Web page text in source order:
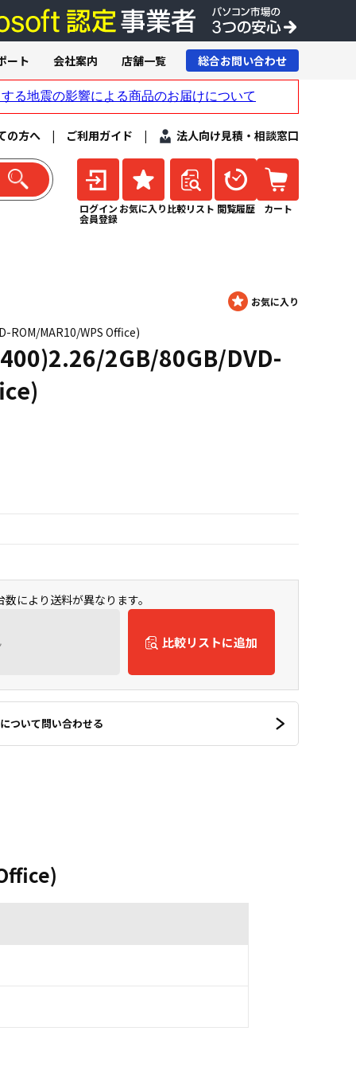
の方へ | ご利用ガイド | 法人向け見積・相談窓口
ログイン
会員登録
お気に入り 比較リスト 閲覧履歴 カート
ート 会社案内 店舗一覧 総合お問い合わせ
ROM/MAR10/WPS Office)
2GB/80GB/DVD-
により送料が異なります。
比較リストに追加
ついて問い合わせる